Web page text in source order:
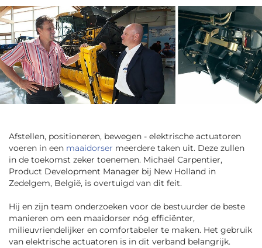
Afstellen, positioneren, bewegen - elektrische actuatoren
voeren in een maaidorser meerdere taken uit. Deze zullen
in de toekomst zeker toenemen. Michaël Carpentier,
Product Development Manager bij New Holland in
Zedelgem, België, is overtuigd van dit feit.
Hij en zijn team onderzoeken voor de bestuurder de beste
manieren om een maaidorser nóg efficiënter,
milieuvriendelijker en comfortabeler te maken. Het gebruik
van elektrische actuatoren is in dit verband belangrijk.